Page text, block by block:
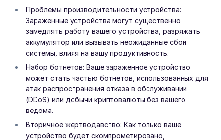
Проблемы производительности устройства:
Зараженные устройства могут существенно
замедлять работу вашего устройства, разряжать
аккумулятор или вызывать неожиданные сбои
системы, влияя на вашу продуктивность.
Набор ботнетов: Ваше зараженное устройство
может стать частью ботнетов, использованных для
атак распространения отказа в обслуживании
(DDoS) или добычи криптовалюты без вашего
ведома.
Вторичное жертводавство: Как только ваше
устройство будет скомпрометировано,